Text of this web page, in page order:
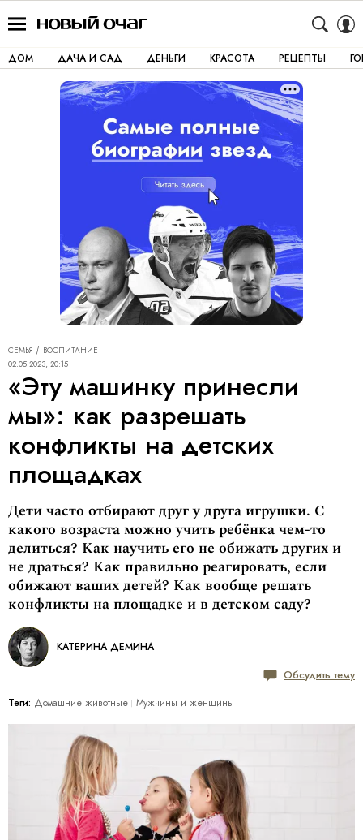
ДОМ ДАЧА И САД ДЕНЬГИ КРАСОТА РЕЦЕПТЫ
СЕМЬЯ
ВОСПИТАНИЕ
02.05.2023, 20:15
«Эту машинку принесли
мы»: как разрешать
конфликты на детских
площадках
Дети часто отбирают друг у друга игрушки. С
какого возраста можно учить ребёнка чем-то
делиться? Как научить его не обижать других и
не драться? Как правильно реагировать, если
обижают ваших детей? Как вообще решать
конфликты на площадке и в детском саду?
КАТЕРИНА ДЕМИНА
Обсудить тему
Теги: Домашние животные Мужчины и женщины